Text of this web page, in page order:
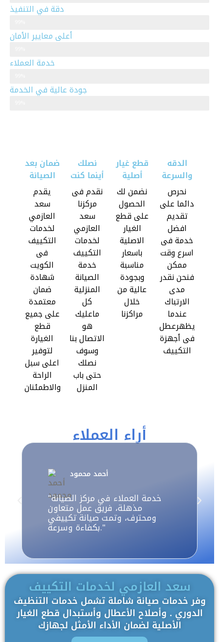
دقة في التنفيذ
أعلى معايير الأمان
خدمة العملاء
جودة عالية في الخدمة
ضمان بعد
الصيانة
يقدم
سعد
العازمي
لخدمات
التكييف
فى
الكويت
شهادة
ضمان
معتمدة
على جميع
قطع
الغيارة
لتوفير
اعلى سبل
الراحة
والاطمئنان
نصلك
أينما كنت
نقدم فى
مركزنا
سعد
العازمي
لخدمات
التكييف
خدمة
الصيانة
المنزلية
كل
ماعليك
هو
الاتصال بنا
وسوف
نصلك
حتى باب
المنزل
قطع غيار
أصلية
نضمن لك
الحصول
على قطع
الغيار
الاصلية
باسعار
مناسبة
وبجودة
عالية من
خلال
مراكزنا
الدقه
والسرعة
نحرص
دائما على
تقديم
افضل
خدمة فى
اسرع وقت
ممكن
فنحن نقدر
مدى
الارتباك
عندما
يظهرعطل
فى أجهزة
التكييف
أراء العملاء
أحمد محمود
"خدمة العملاء في مركز الصيانة
مذهلة، فريق عمل متعاون
ومحترف، وتمت صيانة تكييفي
بكفاءة وسرعة."
سعد العازمي لخدمات التكييف
وفر خدمات صيانة شاملة تشمل خدمات التنظيف
الدوري . وأصلاح الأعطال وأستبدال قطع الغيار
الأصلية لضمان الأداء الأمثل لجهازك